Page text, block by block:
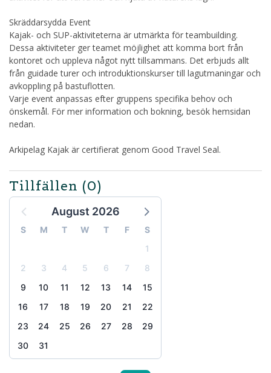
Skräddarsydda Event
Kajak- och SUP-aktiviteterna är utmärkta för teambuilding.
Dessa aktiviteter ger teamet möjlighet att komma bort från
kontoret och uppleva något nytt tillsammans. Det erbjuds allt
från guidade turer och introduktionskurser till lagutmaningar och
avkoppling på bastuflotten.
Varje event anpassas efter gruppens specifika behov och
önskemål. För mer information och bokning, besök hemsidan
nedan.
Arkipelag Kajak är certifierat genom Good Travel Seal.
Tillfällen (0)
August 2026
S M T W T F
S
1
2
3 4 5 6 7
8
9
10 11 12 13 14
15
16
17 18 19 20 21
22
23
24 25 26 27 28
29
30
31